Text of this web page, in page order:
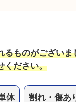
計は売れますか？
で、ボロボロの状